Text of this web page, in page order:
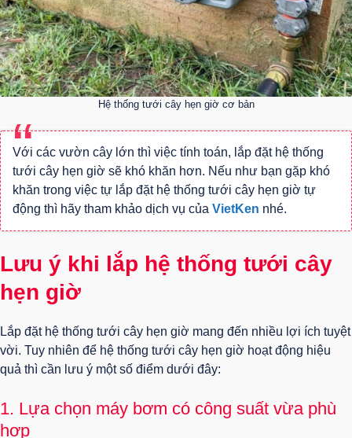
Hệ thống tưới cây hẹn giờ cơ bản
Với các vườn cây lớn thì việc tính toán, lắp đặt hệ thống
tưới cây hẹn giờ sẽ khó khăn hơn. Nếu như bạn gặp khó
khăn trong việc tự lắp đặt hệ thống tưới cây hẹn giờ tự
động thì hãy tham khảo dịch vụ của VietKen nhé.
Lưu ý khi lắp hệ thống tưới cây
hẹn giờ
Lắp đặt hệ thống tưới cây hẹn giờ mang đến nhiều lợi ích tuyệt
vời. Tuy nhiên để hệ thống tưới cây hẹn giờ hoạt động hiệu
quả thì cần lưu ý một số điểm dưới đây:
1. Lựa chọn máy bơm có công suất vừa phù
hợp